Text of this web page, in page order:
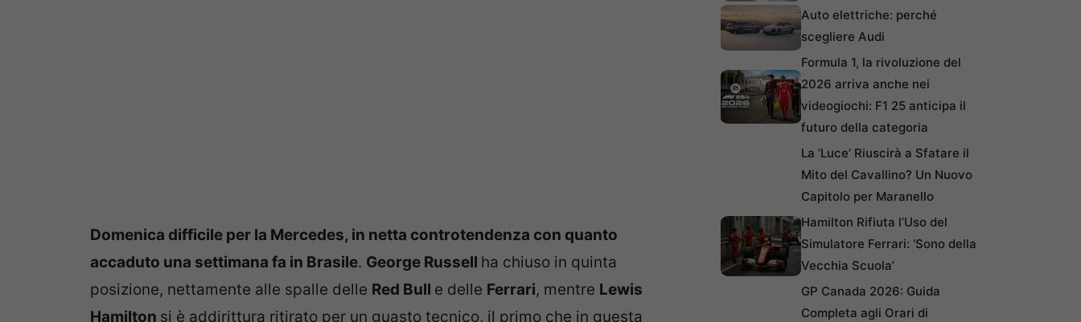
Domenica difficile per la Mercedes, in netta controtendenza con quanto
accaduto una settimana fa in Brasile. George Russell ha chiuso in quinta
posizione, nettamente alle spalle delle Red Bull e delle Ferrari, mentre Lewis
Hamilton si è addirittura ritirato per un guasto tecnico, il primo che in questa
Auto elettriche: perché
scegliere Audi
Formula 1, la rivoluzione del
2026 arriva anche nei
videogiochi: F1 25 anticipa il
futuro della categoria
La ‘Luce’ Riuscirà a Sfatare il
Mito del Cavallino? Un Nuovo
Capitolo per Maranello
Hamilton Rifiuta l’Uso del
Simulatore Ferrari: ‘Sono della
Vecchia Scuola’
GP Canada 2026: Guida
Completa agli Orari di